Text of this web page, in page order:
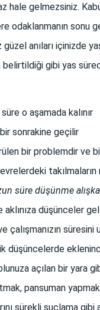
hale gelmezsiniz.
odaklanmanın sonu
anıları içinizde
belirtildiği gibi yas
o aşamada kalınır
sonrakine geçilir
bir problemdir ve
takılmaların
süre düşünme
aklınıza düşünceler
çalışmanızın
düşüncelerde
açılan bir
pansuman
sürekli suçlama